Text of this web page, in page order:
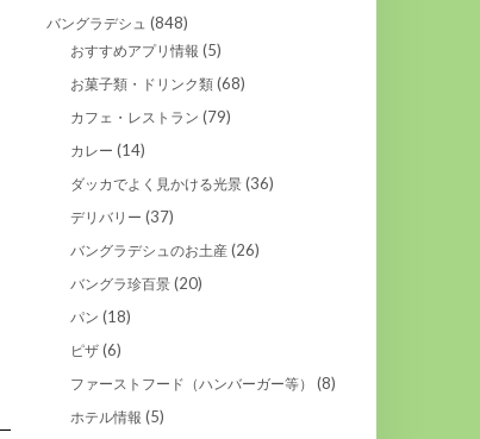
バングラデシュ (848)
おすすめアプリ情報 (5)
お菓子類・ドリンク類(68)
カフェ・レストラン (79)
カレー (14)
ダッカでよく見かける光景(36)
デリバリー (37)
バングラデシュのお土産(26)
バングラ珍百景(20)
パン (18)
ピザ(6)
ファーストフード（ハンバーガー等） (8)
ホテル情報 (5)